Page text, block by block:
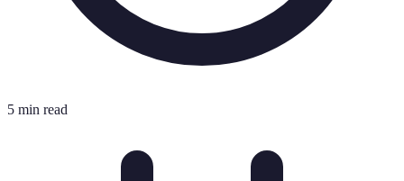
5 min read